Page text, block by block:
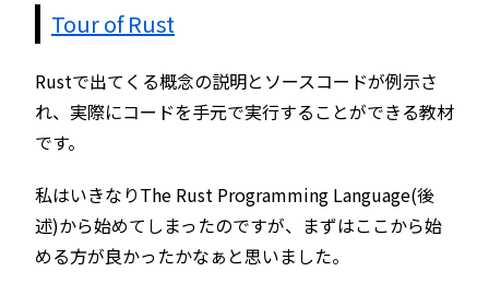
Tour of Rust
Rustで出てくる概念の説明とソースコードが例示さ
れ、実際にコードを手元で実行することができる教材
です。
私はいきなりThe Rust Programming Language(後
述)から始めてしまったのですが、まずはここから始
める方が良かったかなぁと思いました。